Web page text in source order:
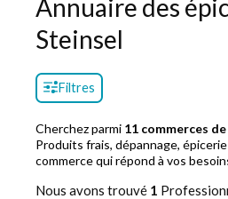
Annuaire des
Steinsel
Filtres
Cherchez parmi 11 commerces
Produits frais, dépannage,
commerce qui répond à vos
Nous avons trouvé 1